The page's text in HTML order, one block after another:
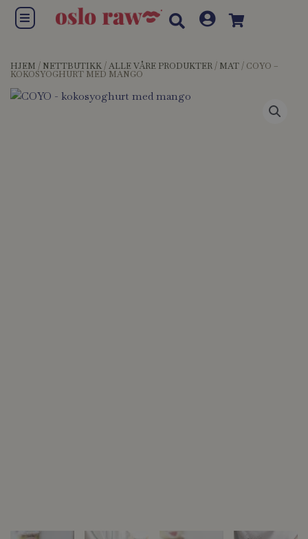
Hopp
rett
innholdet
Flyout
Menu
HJEM / NETTBUTIKK /ALLE VÅRE PRODUKTER / MAT / COYO –
KOKOSYOGHURT MED MANGO